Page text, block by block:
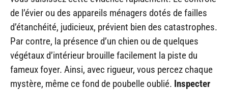
de l’évier ou des appareils ménagers dotés de failles
d’étanchéité, judicieux, prévient bien des catastrophes.
Par contre, la présence d’un chien ou de quelques
végétaux d’intérieur brouille facilement la piste du
fameux foyer. Ainsi, avec rigueur, vous percez chaque
mystère, même ce fond de poubelle oublié. Inspecter